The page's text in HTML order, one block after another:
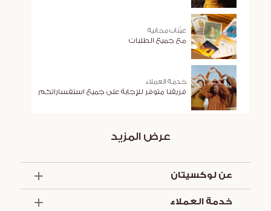
عيّنات مجانية
مع جميع الطلبات
خدمة العملاء
فريقنا متوفر للإجابة على جميع استفساراتكم
عرض المزيد
عن لوكسيتان
خدمة العملاء